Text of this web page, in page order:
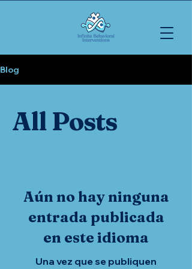
Blog
All Posts
Aún no hay ninguna
entrada publicada
en este idioma
Una vez que se publiquen